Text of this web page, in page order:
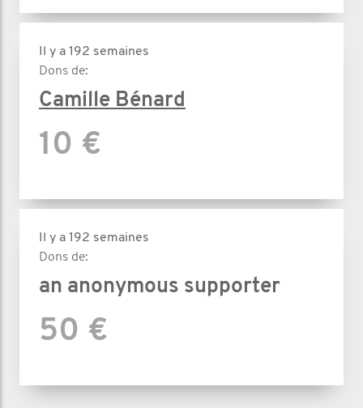
Il y a 192 semaines
Dons de:
Camille Bénard
10 €
Il y a 192 semaines
Dons de:
an anonymous supporter
50 €